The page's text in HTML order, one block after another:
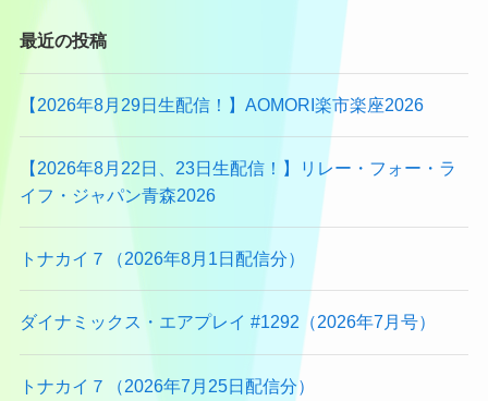
最近の投稿
【2026年8月29日生配信！】AOMORI楽市楽座2026
【2026年8月22日、23日生配信！】リレー・フォー・ラ
イフ・ジャパン青森2026
トナカイ７（2026年8月1日配信分）
ダイナミックス・エアプレイ #1292（2026年7月号）
トナカイ７（2026年7月25日配信分）